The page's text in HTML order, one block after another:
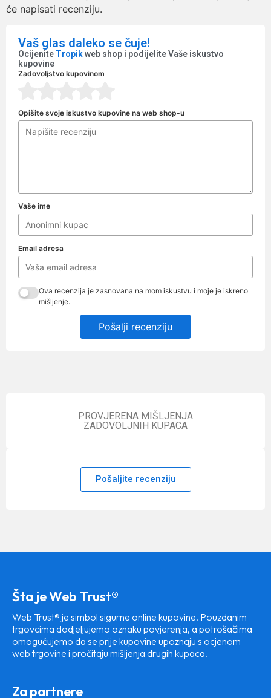
će napisati recenziju.
Vaš glas daleko se čuje!
Ocijenite Tropikweb shop i podijelite Vaše iskustvo
kupovine
Zadovoljstvo kupovinom
Opišite svoje iskustvo kupovine na web shop-u
Vaše ime
Email adresa
Ova recenzija je zasnovana na mom iskustvu i moje je iskreno
mišljenje.
Pošalji recenziju
PROVJERENA MIŠLJENJA
ZADOVOLJNIH KUPACA
Pošaljite recenziju
Šta je Web Trust®
Web Trust® je simbol sigurne online kupovine. Pouzdanim
trgovcima dodjeljujemo oznaku povjerenja, a potrošačima
omogućujemo da se prije kupovine upoznaju s ocjenom
web trgovine i pročitaju mišljenja drugih kupaca.
Za partnere